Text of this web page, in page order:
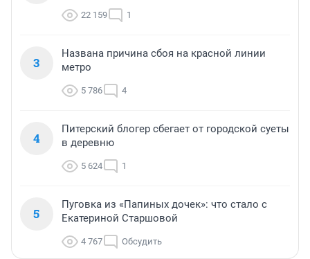
22 159 1
3
Названа причина сбоя на красной линии
метро
5 786 4
4
Питерский блогер сбегает от городской суеты
в деревню
5 624 1
5
Пуговка из «Папиных дочек»: что стало с
Екатериной Старшовой
4 767 Обсудить